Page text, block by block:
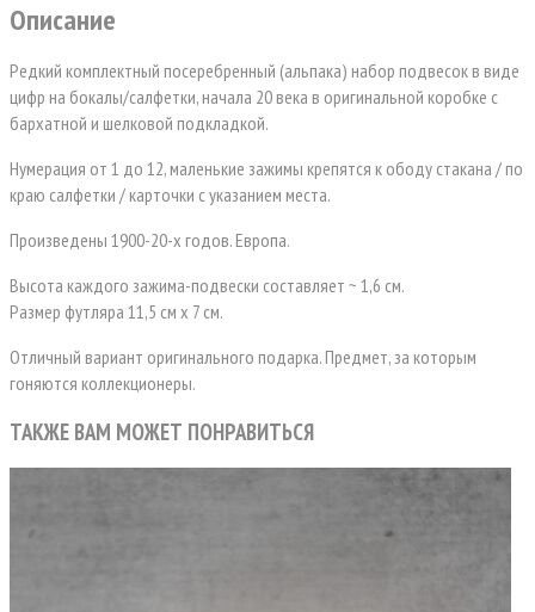
Описание
Редкий комплектный посеребренный (альпака) набор подвесок в виде
цифр на бокалы/салфетки, начала 20 века в оригинальной коробке с
бархатной и шелковой подкладкой.
Нумерация от 1 до 12, маленькие зажимы крепятся к ободу стакана / по
краю салфетки / карточки с указанием места.
Произведены 1900-20-х годов. Европа.
Высота каждого зажима-подвески составляет ~ 1,6 см.
Размер футляра 11,5 см х 7 см.
Отличный вариант оригинального подарка. Предмет, за которым
гоняются коллекционеры.
ТАКЖЕ ВАМ МОЖЕТ ПОНРАВИТЬСЯ